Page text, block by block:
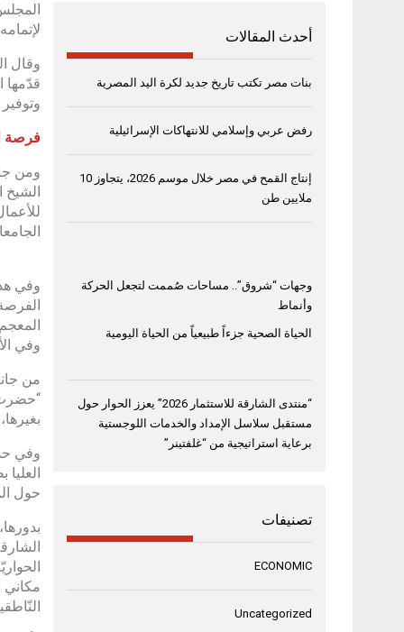
وقال
قدّمها
فرصة
ومن
وفي
وفي
من
“حضرت
وفي
حول
مكاني
أحدث المقالات
بنات مصر تكتب تاريخ جديد لكرة اليد المصرية
رفض عربي وإسلامي للانتهاكات الإسرائيلية
إنتاج القمح في مصر خلال موسم 2026، يتجاوز 10
ملايين طن
وجهات “شروق”.. مساحات صُممت لتجعل الحركة
وأنماط
الحياة الصحية جزءاً طبيعياً من الحياة اليومية
“منتدى الشارقة للاستثمار 2026” يعزز الحوار حول
مستقبل سلاسل الإمداد والخدمات اللوجستية
برعاية استراتيجية من “غلفتينر”
تصنيفات
ECONOMIC
Uncategorized